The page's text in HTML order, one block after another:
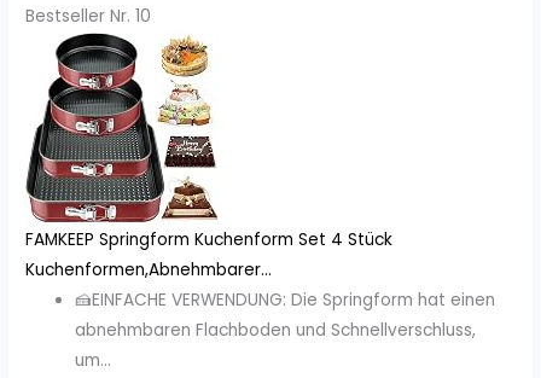
Bestseller Nr. 10
FAMKEEP Springform Kuchenform Set 4 Stück
Kuchenformen,Abnehmbarer...
🍰EINFACHE VERWENDUNG: Die Springform hat einen
abnehmbaren Flachboden und Schnellverschluss,
um...